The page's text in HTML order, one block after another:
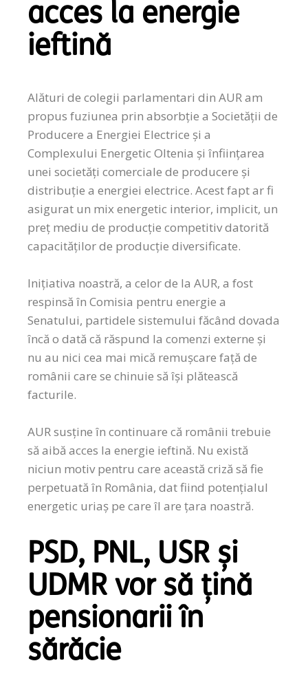
acces la energie
ieftină
Alături de colegii parlamentari din AUR am
propus fuziunea prin absorbție a Societății de
Producere a Energiei Electrice și a
Complexului Energetic Oltenia și înființarea
unei societăți comerciale de producere și
distribuție a energiei electrice. Acest fapt ar fi
asigurat un mix energetic interior, implicit, un
preț mediu de producție competitiv datorită
capacităților de producție diversificate.
Inițiativa noastră, a celor de la AUR, a fost
respinsă în Comisia pentru energie a
Senatului, partidele sistemului făcând dovada
încă o dată că răspund la comenzi externe și
nu au nici cea mai mică remușcare față de
românii care se chinuie să își plătească
facturile.
AUR susține în continuare că românii trebuie
să aibă acces la energie ieftină. Nu există
niciun motiv pentru care această criză să fie
perpetuată în România, dat fiind potențialul
energetic uriaș pe care îl are țara noastră.
PSD, PNL, USR și
UDMR vor să țină
pensionarii în
sărăcie